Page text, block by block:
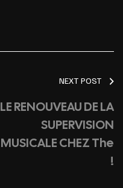
NEXT POST
LE RENOUVEAU DE LA
SUPERVISION
MUSICALE CHEZ The
!